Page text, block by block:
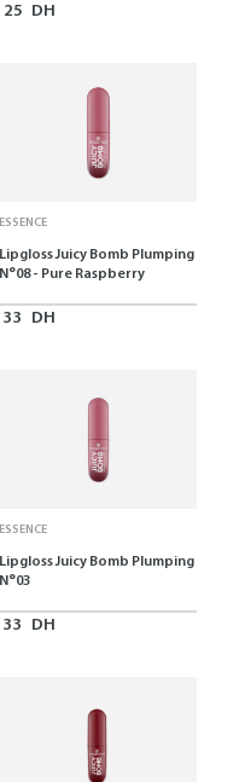
25 DH
ESSENCE
Lipgloss Juicy Bomb Plumping
N°08 - Pure Raspberry
33 DH
ESSENCE
Lipgloss Juicy Bomb Plumping
N°03
33 DH